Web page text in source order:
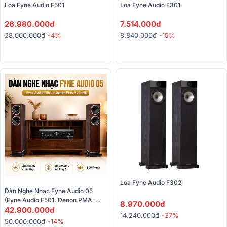
Loa Fyne Audio F501
26.980.000đ
28.000.000đ -4%
7.514.000đ
8.840.000đ -15%
Dàn Nghe Nhạc Fyne Audio 05
(Fyne Audio F501, Denon PMA-
900HNE)
42.900.000đ
50.000.000đ -14%
Loa Fyne Audio F302i
8.970.000đ
14.240.000đ -37%